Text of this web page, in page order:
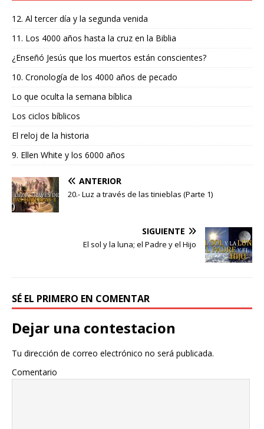
12. Al tercer día y la segunda venida
11. Los 4000 años hasta la cruz en la Biblia
¿Enseñó Jesús que los muertos están conscientes?
10. Cronología de los 4000 años de pecado
Lo que oculta la semana bíblica
Los ciclos bíblicos
El reloj de la historia
9. Ellen White y los 6000 años
ANTERIOR
20.- Luz a través de las tinieblas (Parte 1)
SIGUIENTE
El sol y la luna; el Padre y el Hijo
SÉ EL PRIMERO EN COMENTAR
Dejar una contestacion
Tu dirección de correo electrónico no será publicada.
Comentario